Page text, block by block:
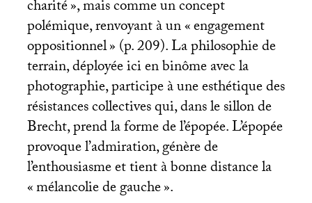
charité», mais comme un concept
polémique, renvoyant à un «engagement
oppositionnel» (p. 209). La philosophie de
terrain, déployée ici en binôme avec la
photographie, participe à une esthétique des
résistances collectives qui, dans le sillon de
Brecht, prend la forme de l’épopée. L’épopée
provoque l’admiration, génère de
l’enthousiasme et tient à bonne distance la
«mélancolie de gauche».